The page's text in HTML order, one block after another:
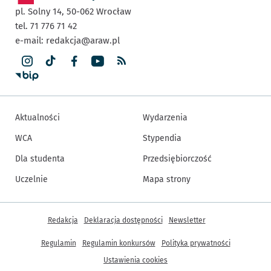
pl. Solny 14, 50-062 Wrocław
tel. 71 776 71 42
e-mail: redakcja@araw.pl
Aktualności
WCA
Dla studenta
Uczelnie
Wydarzenia
Stypendia
Przedsiębiorczość
Mapa strony
Inne informacje
Redakcja Deklaracja dostępności Newsletter
Regulamin Regulamin konkursów
Polityka prywatności
Ustawienia cookies